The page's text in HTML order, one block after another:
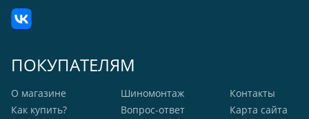
ПОКУПАТЕЛЯМ
О магазине
Как купить?
Шиномонтаж
Вопрос-ответ
Контакты
Карта сайта